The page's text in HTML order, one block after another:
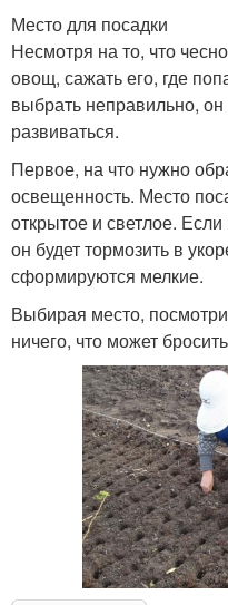
Грядки под чеснок
Чеснок в зиму
Чеснок для посадки
Место для посадки
Несмотря на то, что
овощ, сажать его, где
выбрать неправильно, он
развиваться.
Первое, на что нужно
освещенность. Место
открытое и светлое. Если
он будет тормозить в
сформируются мелкие.
Выбирая место,
ничего, что может